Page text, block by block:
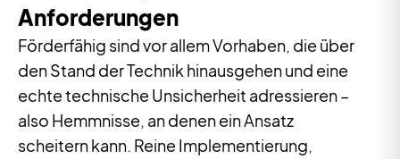
Anforderungen
Förderfähig sind vor allem Vorhaben, die über
den Stand der Technik hinausgehen und eine
echte technische Unsicherheit adressieren –
also Hemmnisse, an denen ein Ansatz
scheitern kann. Reine Implementierung,